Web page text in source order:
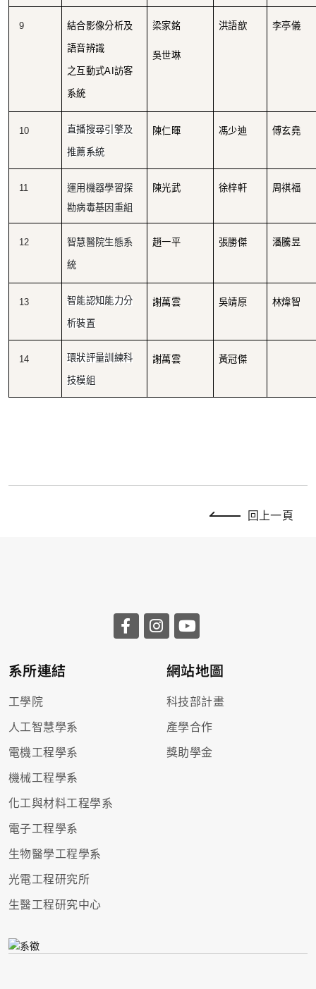
9 結合影像分析及
語音辨識
之互動式AI訪客
系統
梁家銘
吳世琳
洪語歆 李亭儀
10 直播搜尋引擎及
推薦系統
陳仁暉 馮少迪 傅玄堯
11
運用機器學習探
勘病毒基因重組
陳光武 徐梓軒 周祺福
12 智慧醫院生態系
統
趙一平 張勝傑 潘騰昱
13 智能認知能力分
析裝置
謝萬雲 吳靖原 林煒智
14 環狀評量訓練科
技模組
謝萬雲 黃冠傑
回上一頁
系所連結
工學院
人工智慧學系
電機工程學系
機械工程學系
化工與材料工程學系
電子工程學系
生物醫學工程學系
光電工程研究所
生醫工程研究中心
網站地圖
科技部計畫
產學合作
獎助學金